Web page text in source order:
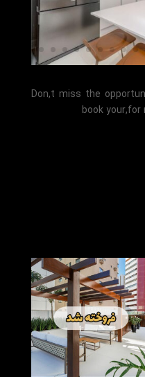
Don,t miss the
book